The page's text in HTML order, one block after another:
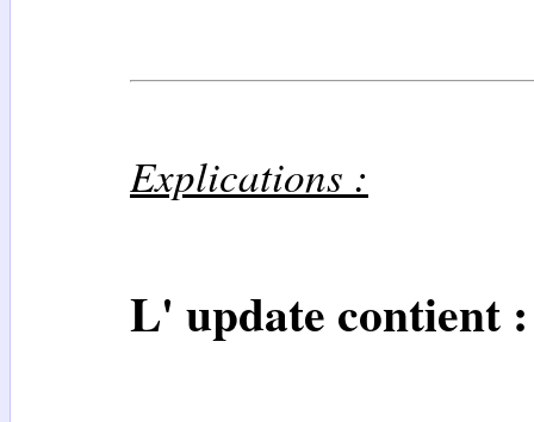
Explications :
L' update contient :